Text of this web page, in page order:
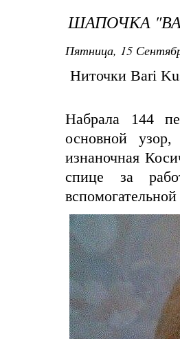
ШАПОЧКА
Пятница, 15
Ниточки Bari
Набрала 144
основной
изнаночная
спице за